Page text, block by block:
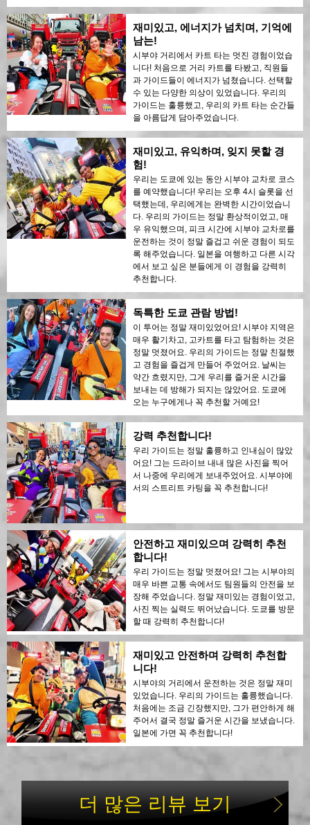
재미있고, 에너지가 넘치며, 기억에
남는!
시부야 거리에서 카트 타는 멋진 경험이었습
니다! 처음으로 거리 카트를 타봤고, 직원들
과 가이드들이 에너지가 넘쳤습니다. 선택할
수 있는 다양한 의상이 있었습니다. 우리의
가이드는 훌륭했고, 우리의 카트 타는 순간들
을 아름답게 담아주었습니다.
재미있고, 유익하며, 잊지 못할 경
험!
우리는 도쿄에 있는 동안 시부야 교차로 코스
를 예약했습니다! 우리는 오후 4시 슬롯을 선
택했는데, 우리에게는 완벽한 시간이었습니
다. 우리의 가이드는 정말 환상적이었고, 매
우 유익했으며, 피크 시간에 시부야 교차로를
운전하는 것이 정말 즐겁고 쉬운 경험이 되도
록 해주었습니다. 일본을 여행하고 다른 시각
에서 보고 싶은 분들에게 이 경험을 강력히
추천합니다.
독특한 도쿄 관람 방법!
이 투어는 정말 재미있었어요! 시부야 지역은
매우 활기차고, 고카트를 타고 탐험하는 것은
정말 멋졌어요. 우리의 가이드는 정말 친절했
고 경험을 즐겁게 만들어 주었어요. 날씨는
약간 흐렸지만, 그게 우리를 즐거운 시간을
보내는 데 방해가 되지는 않았어요. 도쿄에
오는 누구에게나 꼭 추천할 거예요!
강력 추천합니다!
우리 가이드는 정말 훌륭하고 인내심이 많았
어요! 그는 드라이브 내내 많은 사진을 찍어
서 나중에 우리에게 보내주었어요. 시부야에
서의 스트리트 카팅을 꼭 추천합니다!
안전하고 재미있으며 강력히 추천
합니다!
우리 가이드는 정말 멋졌어요! 그는 시부야의
매우 바쁜 교통 속에서도 팀원들의 안전을 보
장해 주었습니다. 정말 재미있는 경험이었고,
사진 찍는 실력도 뛰어났습니다. 도쿄를 방문
할 때 강력히 추천합니다!
재미있고 안전하며 강력히 추천합
니다!
시부야의 거리에서 운전하는 것은 정말 재미
있었습니다. 우리의 가이드는 훌륭했습니다.
처음에는 조금 긴장했지만, 그가 편안하게 해
주어서 결국 정말 즐거운 시간을 보냈습니다.
일본에 가면 꼭 추천합니다!
더 많은 리뷰 보기